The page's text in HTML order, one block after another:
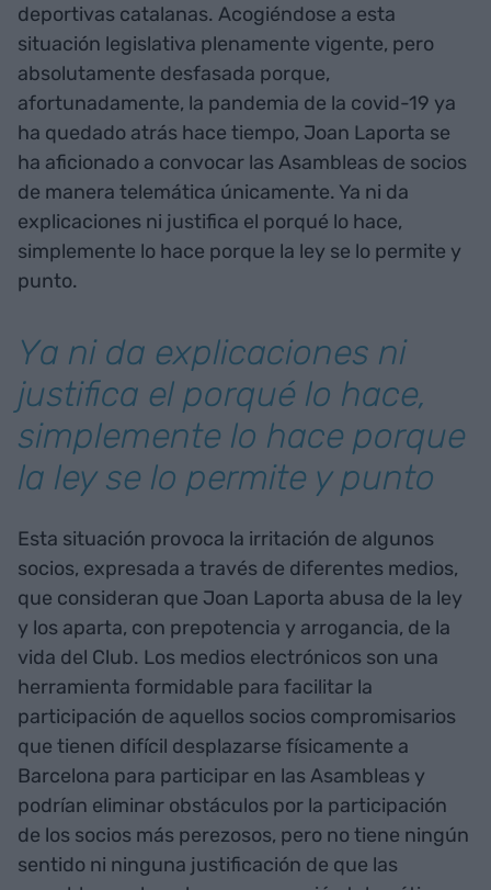
deportivas catalanas. Acogiéndose a esta
situación legislativa plenamente vigente, pero
absolutamente desfasada porque,
afortunadamente, la pandemia de la covid-19 ya
ha quedado atrás hace tiempo, Joan Laporta se
ha aficionado a convocar las Asambleas de socios
de manera telemática únicamente. Ya ni da
explicaciones ni justifica el porqué lo hace,
simplemente lo hace porque la ley se lo permite y
punto.
Ya ni da explicaciones ni
justifica el porqué lo hace,
simplemente lo hace porque
la ley se lo permite y punto
Esta situación provoca la irritación de algunos
socios, expresada a través de diferentes medios,
que consideran que Joan Laporta abusa de la ley
y los aparta, con prepotencia y arrogancia, de la
vida del Club. Los medios electrónicos son una
herramienta formidable para facilitar la
participación de aquellos socios compromisarios
que tienen difícil desplazarse físicamente a
Barcelona para participar en las Asambleas y
podrían eliminar obstáculos por la participación
de los socios más perezosos, pero no tiene ningún
sentido ni ninguna justificación de que las